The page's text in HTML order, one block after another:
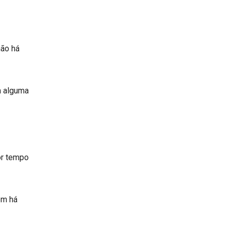
há
alguma
tempo
há